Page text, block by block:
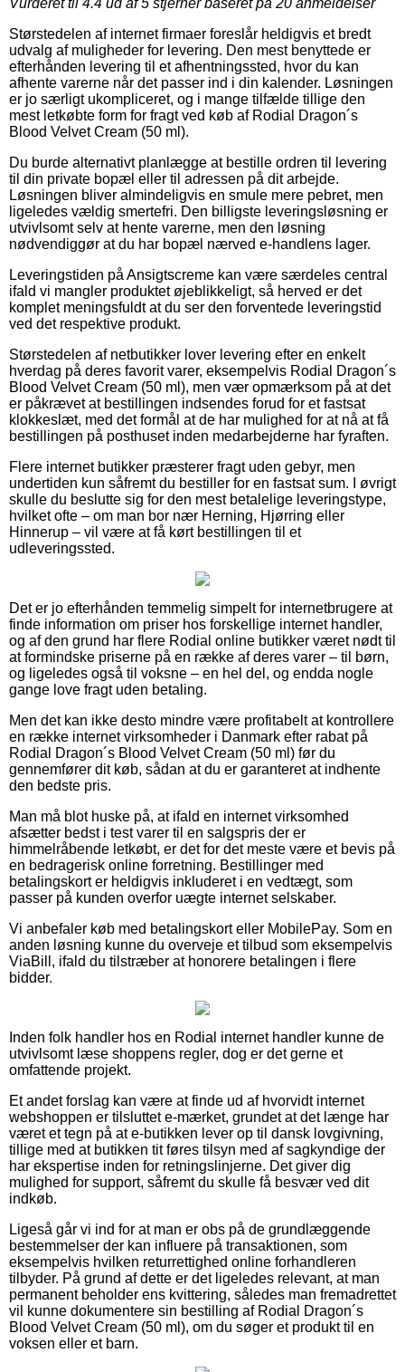
Størstedelen af internet firmaer foreslår heldigvis et bredt
udvalg af muligheder for levering. Den mest benyttede er
efterhånden levering til et afhentningssted, hvor du kan
afhente varerne når det passer ind i din kalender. Løsningen
er jo særligt ukompliceret, og i mange tilfælde tillige den
mest letkøbte form for fragt ved køb af Rodial Dragon´s
Blood Velvet Cream (50 ml).
Du burde alternativt planlægge at bestille ordren til levering
til din private bopæl eller til adressen på dit arbejde.
Løsningen bliver almindeligvis en smule mere pebret, men
ligeledes vældig smertefri. Den billigste leveringsløsning er
utvivlsomt selv at hente varerne, men den løsning
nødvendiggør at du har bopæl nærved e-handlens lager.
Leveringstiden på Ansigtscreme kan være særdeles central
ifald vi mangler produktet øjeblikkeligt, så herved er det
komplet meningsfuldt at du ser den forventede leveringstid
ved det respektive produkt.
Størstedelen af netbutikker lover levering efter en enkelt
hverdag på deres favorit varer, eksempelvis Rodial Dragon´s
Blood Velvet Cream (50 ml), men vær opmærksom på at det
er påkrævet at bestillingen indsendes forud for et fastsat
klokkeslæt, med det formål at de har mulighed for at nå at få
bestillingen på posthuset inden medarbejderne har fyraften.
Flere internet butikker præsterer fragt uden gebyr, men
undertiden kun såfremt du bestiller for en fastsat sum. I øvrigt
skulle du beslutte sig for den mest betalelige leveringstype,
hvilket ofte – om man bor nær Herning, Hjørring eller
Hinnerup – vil være at få kørt bestillingen til et
udleveringssted.
Det er jo efterhånden temmelig simpelt for internetbrugere at
finde information om priser hos forskellige internet handler,
og af den grund har flere Rodial online butikker været nødt til
at formindske priserne på en række af deres varer – til børn,
og ligeledes også til voksne – en hel del, og endda nogle
gange love fragt uden betaling.
Men det kan ikke desto mindre være profitabelt at kontrollere
en række internet virksomheder i Danmark efter rabat på
Rodial Dragon´s Blood Velvet Cream (50 ml) før du
gennemfører dit køb, sådan at du er garanteret at indhente
den bedste pris.
Man må blot huske på, at ifald en internet virksomhed
afsætter bedst i test varer til en salgspris der er
himmelråbende letkøbt, er det for det meste være et bevis på
en bedragerisk online forretning. Bestillinger med
betalingskort er heldigvis inkluderet i en vedtægt, som
passer på kunden overfor uægte internet selskaber.
Vi anbefaler køb med betalingskort eller MobilePay. Som en
anden løsning kunne du overveje et tilbud som eksempelvis
ViaBill, ifald du tilstræber at honorere betalingen i flere
bidder.
Inden folk handler hos en Rodial internet handler kunne de
utvivlsomt læse shoppens regler, dog er det gerne et
omfattende projekt.
Et andet forslag kan være at finde ud af hvorvidt internet
webshoppen er tilsluttet e-mærket, grundet at det længe har
været et tegn på at e-butikken lever op til dansk lovgivning,
tillige med at butikken tit føres tilsyn med af sagkyndige der
har ekspertise inden for retningslinjerne. Det giver dig
mulighed for support, såfremt du skulle få besvær ved dit
indkøb.
Ligeså går vi ind for at man er obs på de grundlæggende
bestemmelser der kan influere på transaktionen, som
eksempelvis hvilken returrettighed online forhandleren
tilbyder. På grund af dette er det ligeledes relevant, at man
permanent beholder ens kvittering, således man fremadrettet
vil kunne dokumentere sin bestilling af Rodial Dragon´s
Blood Velvet Cream (50 ml), om du søger et produkt til en
voksen eller et barn.